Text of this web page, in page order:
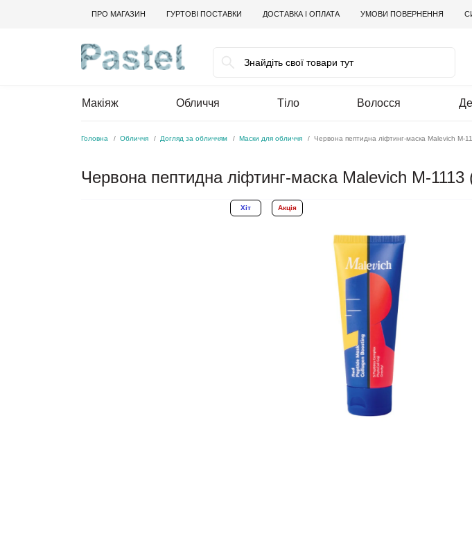
ПРО МАГАЗИН ГУРТОВІ ПОСТАВКИ ДОСТАВКА І ОПЛАТА УМОВИ ПОВЕРНЕННЯ
Макіяж Обличчя Тіло Волосся
Головна Обличчя Догляд за обличчям Маски для обличчя Червона пептидна ліфтинг-маска Malevich М-
Червона пептидна ліфтинг-маска Malevich М-1113
Хіт Акція